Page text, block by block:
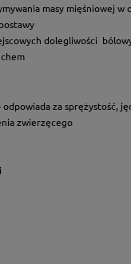
masy mięśniowej w
dolegliwości
odpowiada za sprężystość,
zwierzęcego